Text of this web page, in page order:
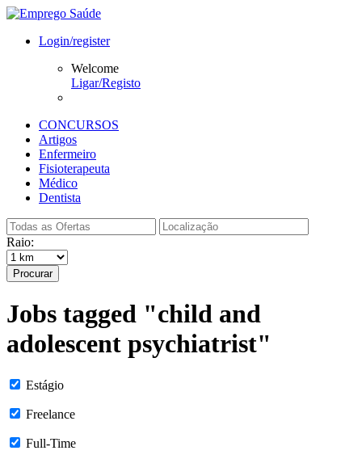
Login/register
Welcome
Ligar/Registo
CONCURSOS
Artigos
Enfermeiro
Fisioterapeuta
Médico
Dentista
Raio:
Procurar
Jobs tagged "child and
adolescent psychiatrist"
Estágio
Freelance
Full-Time